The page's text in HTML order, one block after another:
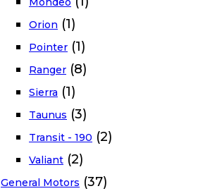
Orion (1)
Pointer (1)
Ranger (8)
Sierra (1)
Taunus (3)
Transit - 190 (2)
Valiant (2)
General Motors (37)